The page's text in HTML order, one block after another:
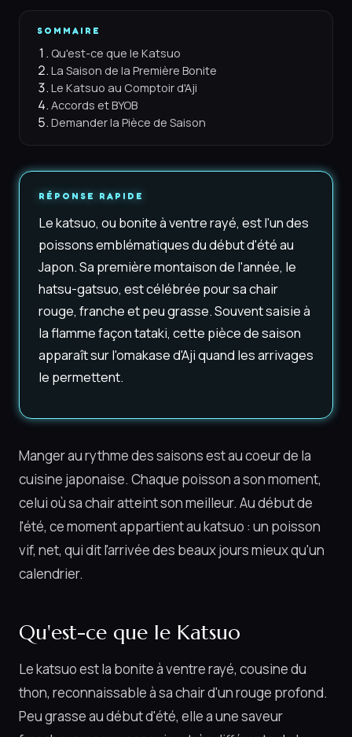
SOMMAIRE
Qu'est-ce que le Katsuo
La Saison de la Première Bonite
Le Katsuo au Comptoir d'Aji
Accords et BYOB
Demander la Pièce de Saison
RÉPONSE RAPIDE
Le katsuo, ou bonite à ventre rayé, est l'un des
poissons emblématiques du début d'été au
Japon. Sa première montaison de l'année, le
hatsu-gatsuo, est célébrée pour sa chair
rouge, franche et peu grasse. Souvent saisie à
la flamme façon tataki, cette pièce de saison
apparaît sur l'omakase d'Aji quand les arrivages
le permettent.
Manger au rythme des saisons est au coeur de la
cuisine japonaise. Chaque poisson a son moment,
celui où sa chair atteint son meilleur. Au début de
l'été, ce moment appartient au katsuo : un poisson
vif, net, qui dit l'arrivée des beaux jours mieux qu'un
calendrier.
Qu'est-ce que le Katsuo
Le katsuo est la bonite à ventre rayé, cousine du
thon, reconnaissable à sa chair d'un rouge profond.
Peu grasse au début d'été, elle a une saveur